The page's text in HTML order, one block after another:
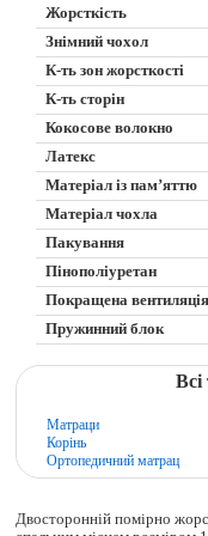
Жорсткість
Знімний чохол
К-ть зон жорсткості
К-ть сторін
Кокосове волокно
Латекс
Матеріал із пам’яттю
Матеріал чохла
Пакування
Пінополіуретан
Покращена вентиляція
Пружинний блок
Всі
Матраци
Корінь
Ортопедичний матрац
Двосторонній помірно